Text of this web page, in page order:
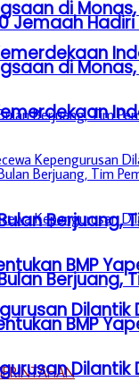
di Monas,
Berjuang,
BMP
Jemaah
di Monas,
Berjuang,
BMP